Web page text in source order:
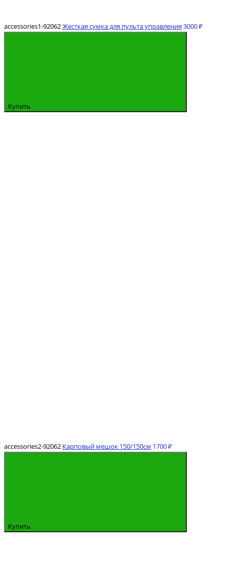
accessories1-92062Жесткая сумка для пульта управления 3000 ₽
Купить
accessories2-92062 Карповый мешок 150/150см 1700 ₽
Купить